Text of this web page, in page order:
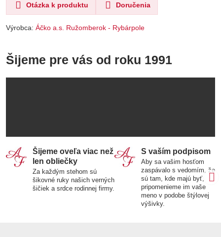
Otázka k produktu Doručenia
Výrobca: Áčko a.s. Ružomberok - Rybárpole
Šijeme pre vás od roku 1991
Šijeme oveľa viac než
len obliečky
Za každým stehom sú
šikovné ruky našich verných
šičiek a srdce rodinnej firmy.
S vaším podpisom
Aby sa vašim hosťom
zaspávalo s vedomím, že
sú tam, kde majú byť,
pripomenieme im vaše
meno v podobe štýlovej
výšivky.